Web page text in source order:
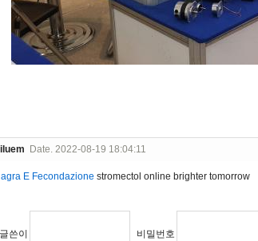
Date. 2022-08-19 18:04:11
E Fecondazione stromectol online brighter tomorrow
글쓴이 비밀번호